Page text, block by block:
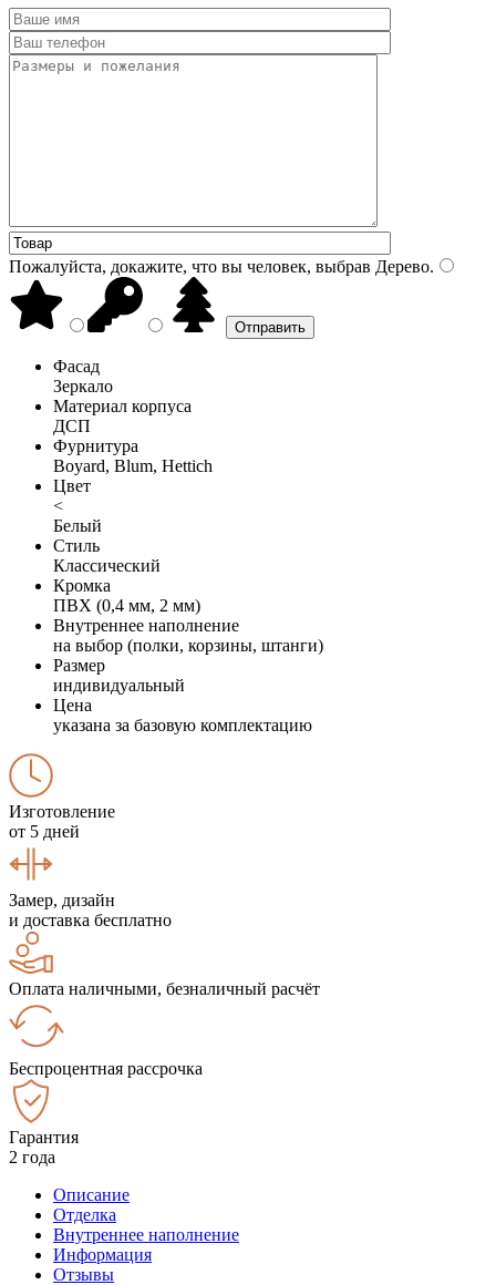
Пожалуйста, докажите, что вы человек, выбрав Дерево.
Фасад
Зеркало
Материал корпуса
ДСП
Фурнитура
Boyard, Blum, Hettich
Цвет
<
Белый
Стиль
Классический
Кромка
ПВХ (0,4 мм, 2 мм)
Внутреннее наполнение
на выбор (полки, корзины, штанги)
Размер
индивидуальный
Цена
указана за базовую комплектацию
Изготовление
от 5 дней
Замер, дизайн
и доставка бесплатно
Оплата наличными, безналичный расчёт
Беспроцентная рассрочка
Гарантия
2 года
Описание
Отделка
Внутреннее наполнение
Информация
Отзывы